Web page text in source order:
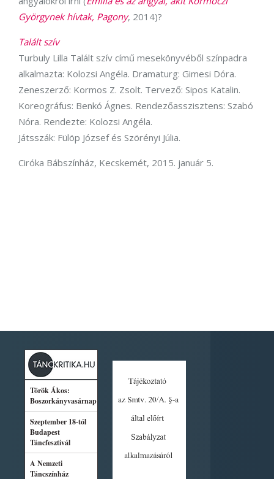
Györgynek hívtak, Pagony, 2014)?
Talált szív
Turbuly Lilla Talált szív című mesekönyvéből színpadra
alkalmazta: Kolozsi Angéla. Dramaturg: Gimesi Dóra.
Zeneszerző: Kormos Z. Zsolt. Tervező: Sipos Katalin.
Koreográfus: Benkó Ágnes. Rendezőasszisztens: Szabó
Nóra. Rendezte: Kolozsi Angéla.
Játsszák: Fülöp József és Szörényi Júlia.
Ciróka Bábszínház, Kecskemét, 2015. január 5.